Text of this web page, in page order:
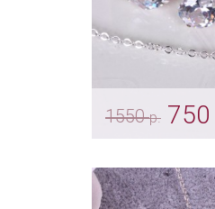
1550р. 750
"Rain"
Арт: ser_0513